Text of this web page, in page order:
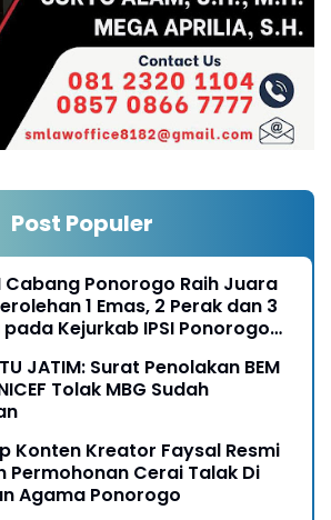
Post Populer
Cabang Ponorogo Raih Juara
1 Emas, 2 Perak dan 3
Kejurkab IPSI Ponorogo
JATIM: Surat Penolakan BEM
Tolak MBG Sudah
Konten Kreator Faysal Resmi
Permohonan Cerai Talak Di
Agama Ponorogo